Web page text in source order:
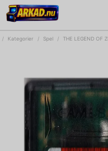
Kategorier Spel THE LEGEND OF